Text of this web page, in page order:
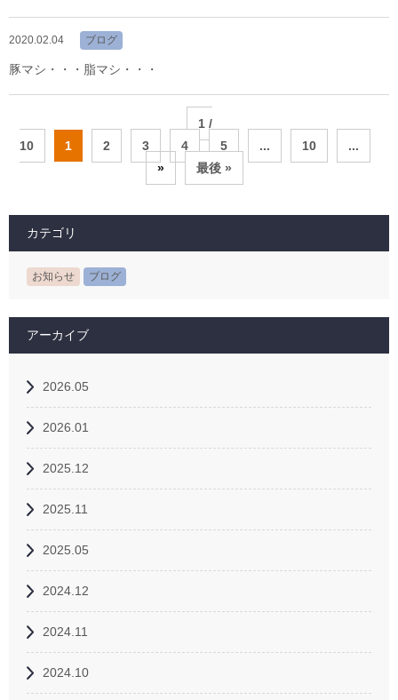
2020.02.04 ブログ
豚マシ・・・脂マシ・・・
1 /
10
1 2 3 4 5 ... 10
...
»
最後 »
カテゴリ
お知らせ ブログ
アーカイブ
2026.05
2026.01
2025.12
2025.11
2025.05
2024.12
2024.11
2024.10